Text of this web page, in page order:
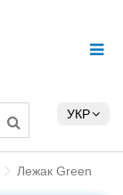
УКР
Лежак Green